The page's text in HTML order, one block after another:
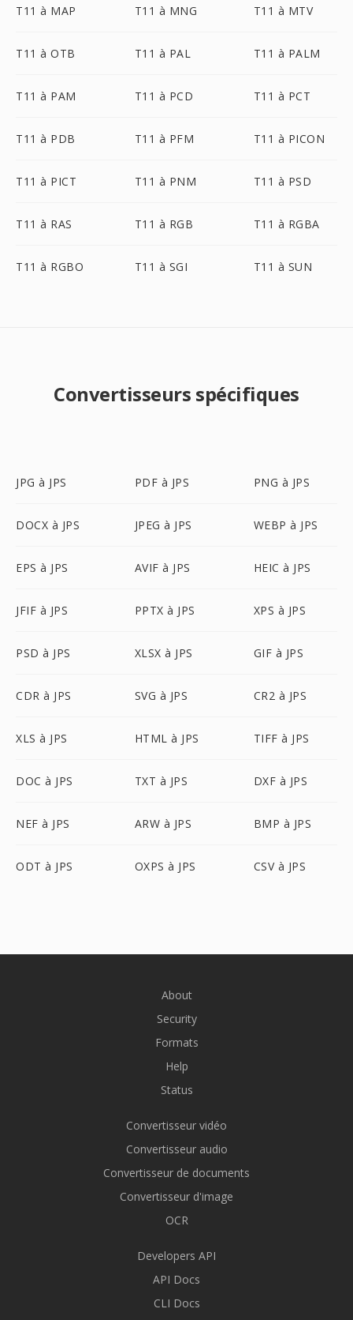
T11 à MAP T11 à MNG T11 à MTV
T11 à OTB T11 à PAL T11 à PALM
T11 à PAM T11 à PCD T11 à PCT
T11 à PDB T11 à PFM T11 à PICON
T11 à PICT T11 à PNM T11 à PSD
T11 à RAS T11 à RGB T11 à RGBA
T11 à RGBO T11 à SGI T11 à SUN
Convertisseurs spécifiques
JPG à JPS PDF à JPS PNG à JPS
DOCX à JPS JPEG à JPS WEBP à JPS
EPS à JPS AVIF à JPS HEIC à JPS
JFIF à JPS PPTX à JPS XPS à JPS
PSD à JPS XLSX à JPS GIF à JPS
CDR à JPS SVG à JPS CR2 à JPS
XLS à JPS HTML à JPS TIFF à JPS
DOC à JPS TXT à JPS DXF à JPS
NEF à JPS ARW à JPS BMP à JPS
ODT à JPS OXPS à JPS CSV à JPS
About
Security
Formats
Help
Status
Convertisseur vidéo
Convertisseur audio
Convertisseur de documents
Convertisseur d'image
OCR
Developers API
API Docs
CLI Docs